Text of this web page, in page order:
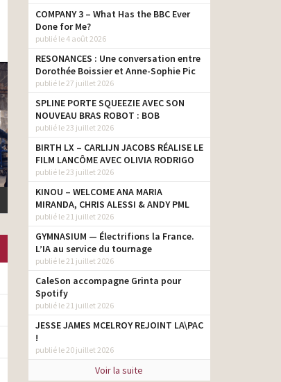
COMPANY 3 – What Has the BBC Ever
Done for Me?
publié le 4 août 2026
RESONANCES : Une conversation entre
Dorothée Boissier et Anne-Sophie Pic
publié le 27 juillet 2026
SPLINE PORTE SQUEEZIE AVEC SON
NOUVEAU BRAS ROBOT : BOB
publié le 23 juillet 2026
BIRTH LX – CARLIJN JACOBS RÉALISE LE
FILM LANCÔME AVEC OLIVIA RODRIGO
publié le 23 juillet 2026
KINOU – WELCOME ANA MARIA
MIRANDA, CHRIS ALESSI & ANDY PML
publié le 21 juillet 2026
GYMNASIUM — Électrifions la France.
L’IA au service du tournage
publié le 21 juillet 2026
CaleSon accompagne Grinta pour
Spotify
publié le 21 juillet 2026
JESSE JAMES MCELROY REJOINT LA\PAC
!
publié le 20 juillet 2026
Voir la suite